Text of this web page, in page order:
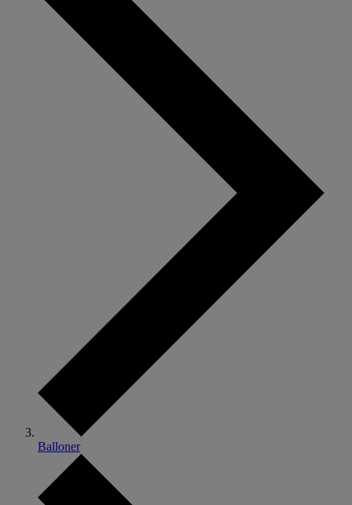
Balloner